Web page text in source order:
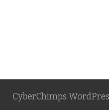
CyberChimps